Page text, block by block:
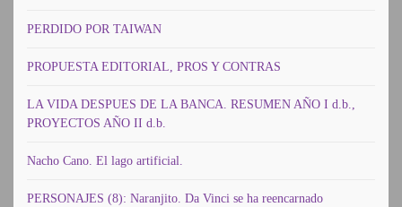
PERDIDO POR TAIWAN
PROPUESTA EDITORIAL, PROS Y CONTRAS
LA VIDA DESPUES DE LA BANCA. RESUMEN AÑO I d.b.,
PROYECTOS AÑO II d.b.
Nacho Cano. El lago artificial.
PERSONAJES (8): Naranjito. Da Vinci se ha reencarnado